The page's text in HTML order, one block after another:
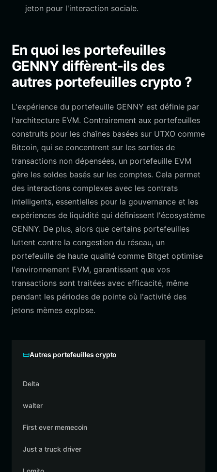
jeton pour l'interaction sociale.
En quoi les portefeuilles
GENNY diffèrent-ils des
autres portefeuilles crypto ?
L'expérience du portefeuille GENNY est définie par
l'architecture EVM. Contrairement aux portefeuilles
construits pour les chaînes basées sur UTXO comme
Bitcoin, qui se concentrent sur les sorties de
transactions non dépensées, un portefeuille EVM
gère les soldes basés sur les comptes. Cela permet
des interactions complexes avec les contrats
intelligents, essentielles pour la gouvernance et les
expériences de liquidité qui définissent l'écosystème
GENNY. De plus, alors que certains portefeuilles
luttent contre la congestion du réseau, un
portefeuille de haute qualité comme Bitget optimise
l'environnement EVM, garantissant que vos
transactions sont traitées avec efficacité, même
pendant les périodes de pointe où l'activité des
jetons mèmes explose.
Autres portefeuilles crypto
Delta
walter
First ever memecoin
Just a truck driver